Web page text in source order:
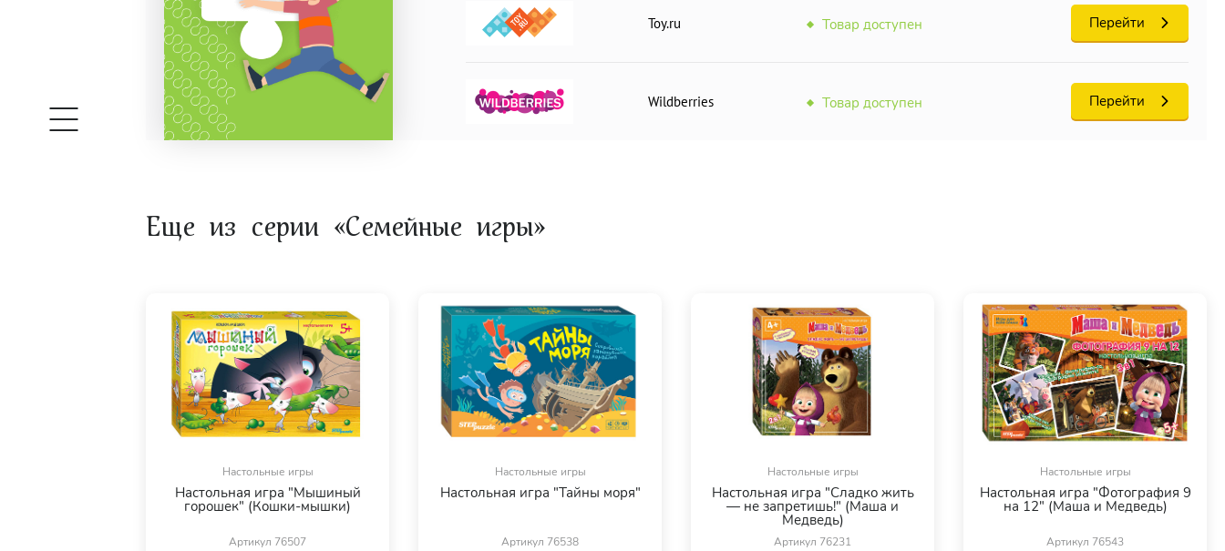
очки.
Победителем становится тот, кто набрал больше всего очков.
Время игры.
Время игры зависит от возраста и количества участников. Среднее время — 10–20 минут.
Материалы.
Возраст игроков.
Видео обзор игры "Тайны моря" смотрите
здесь.
Инструкция к игре (PDF)
23 февраля
Toy.ru Товар доступен Перейти
Wildberries Товар доступен Перейти
Еще из серии «Семейные игры»
Настольные игры
Настольная игра "Мышиный
горошек" (Кошки-мышки)
Артикул 76507
Настольные игры
Настольная игра "Тайны моря"
Артикул 76538
Настольные игры
Настольная игра "Сладко жить
— не запретишь!" (Маша и
Медведь)
Артикул 76231
Настольные игры
Настольная игра "Фотография 9
на 12" (Маша и Медведь)
Артикул 76543